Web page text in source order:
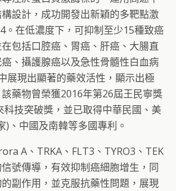
設計，成功開發出新穎的多靶點激
。在低濃度下，可抑制至少15種致癌
包括口腔癌、胃癌、肝癌、大腸直
、攝護腺癌以及急性骨髓性白血病
展現出顯著的藥效活性，顯示出極
藥物曾榮獲2016年第26屆王民寧獎
技突破獎，並已取得中華民國、美
)、中國及南韓等多國專利。
A、TRKA、FLT3、TYRO3、TEK
號傳導，有效抑制癌細胞增生，同
副作用，並克服抗藥性問題，展現